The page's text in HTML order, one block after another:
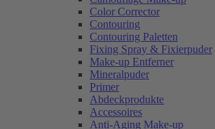
Color Corrector
Contouring
Contouring Paletten
Fixing Spray & Fixierpuder
Make-up Entferner
Mineralpuder
Primer
Abdeckprodukte
Accessoires
Anti-Aging Make-up